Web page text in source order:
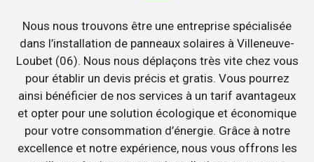
Nous nous trouvons être une entreprise spécialisée
dans l’installation de panneaux solaires à Villeneuve-
Loubet (06). Nous nous déplaçons très vite chez vous
pour établir un devis précis et gratis. Vous pourrez
ainsi bénéficier de nos services à un tarif avantageux
et opter pour une solution écologique et économique
pour votre consommation d’énergie. Grâce à notre
excellence et notre expérience, nous vous offrons les